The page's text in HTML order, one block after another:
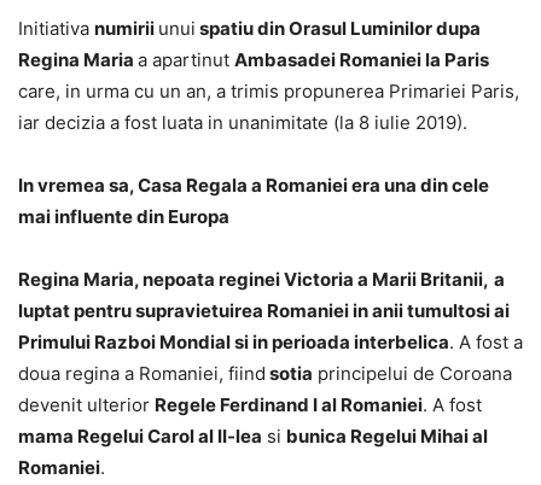
Initiativa numirii unui spatiu din Orasul Luminilor dupa
Regina Maria a apartinut Ambasadei Romaniei la Paris
care, in urma cu un an, a trimis propunerea Primariei Paris,
iar decizia a fost luata in unanimitate (la 8 iulie 2019).
In vremea sa, Casa Regala a Romaniei era una din cele
mai influente din Europa
Regina Maria, nepoata reginei Victoria a Marii Britanii, a
luptat pentru supravietuirea Romaniei in anii tumultosi ai
Primului Razboi Mondial si in perioada interbelica. A fost a
doua regina a Romaniei, fiind sotia principelui de Coroana
devenit ulterior Regele Ferdinand I al Romaniei. A fost
mama Regelui Carol al II-lea si bunica Regelui Mihai al
Romaniei.